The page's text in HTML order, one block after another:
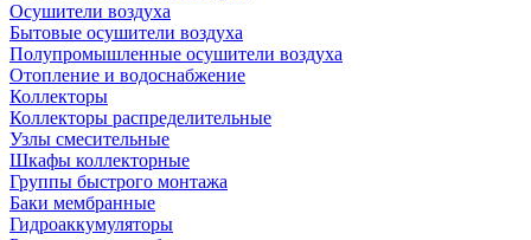
Осушители воздуха
Бытовые осушители воздуха
Полупромышленные осушители воздуха
Отопление и водоснабжение
Коллекторы
Коллекторы распределительные
Узлы смесительные
Шкафы коллекторные
Группы быстрого монтажа
Баки мембранные
Гидроаккумуляторы